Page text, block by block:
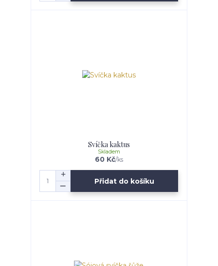
Svíčka kaktus
60 Kč/ks
Skladem
Přidat do košíku